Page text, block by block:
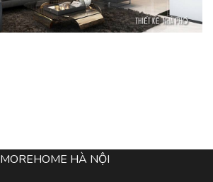
MOREHOME HÀ NỘI